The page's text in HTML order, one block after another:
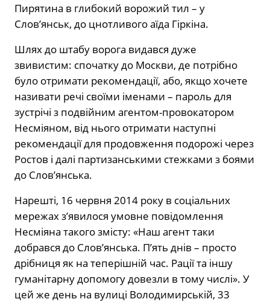
Пирятина в глибокий ворожий тил – у
Слов’янськ, до цнотливого аїда Гіркіна.
Шлях до штабу ворога видався дуже
звивистим: спочатку до Москви, де потрібно
було отримати рекомендації, або, якщо хочете
називати речі своїми іменами – пароль для
зустрічі з подвійним агентом-провокатором
Несміяном, від нього отримати наступні
рекомендації для продовження подорожі через
Ростов і далі партизанськими стежками з боями
до Слов’янська.
Нарешті, 16 червня 2014 року в соціальних
мережах з’явилося умовне повідомлення
Несміяна такого змісту: «Наш агент таки
добрався до Слов’янська. П’ять днів – просто
дрібниця як на теперішній час. Рації та іншу
гуманітарну допомогу довезли в тому числі». У
цей же день на вулиці Володимирській, 33